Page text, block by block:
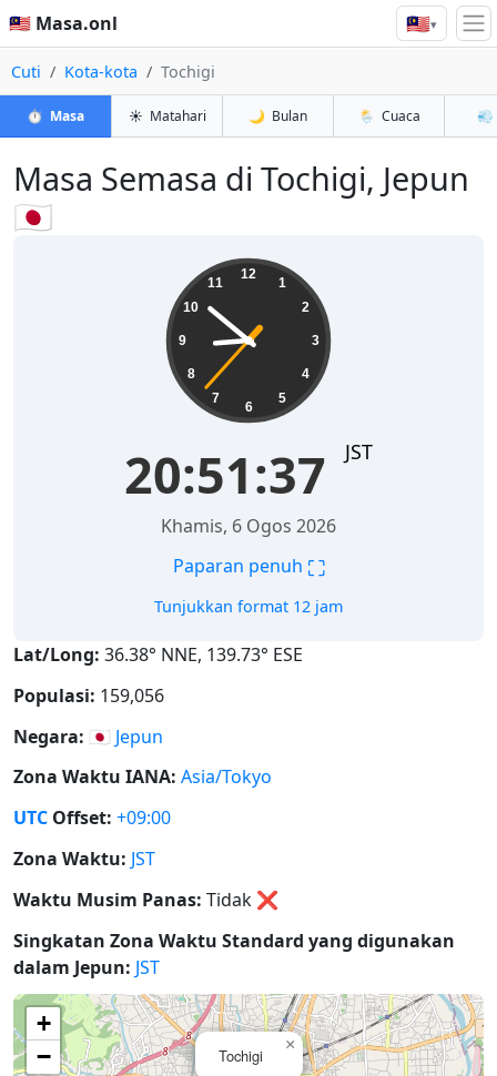
🇲🇾 Masa.onl 🇲🇾▾
Cuti Kota-kota Tochigi
⏱️ Masa ☀️ Matahari 🌙 Bulan 🌦️ Cuaca 💨
Masa Semasa di Tochigi, Jepun
🇯🇵
12
1
2
3
4
5
6
7
8
9
10
11
20:51:38 JST
Khamis, 6 Ogos 2026
Paparan penuh ⛶
Tunjukkan format 12 jam
Lat/Long: 36.38° NNE, 139.73° ESE
Populasi: 159,056
Negara: 🇯🇵 Jepun
Zona Waktu IANA: Asia/Tokyo
UTC Offset: +09:00
Zona Waktu: JST
Waktu Musim Panas: Tidak ❌
Singkatan Zona Waktu Standard yang digunakan
dalam Jepun: JST
Tochigi
×
+
−